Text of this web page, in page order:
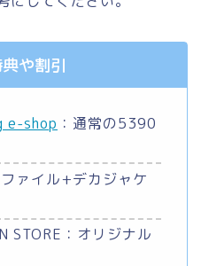
や割引
e-shop ：通常の5390
ァイル+デカジャケ
STORE：オリジナル